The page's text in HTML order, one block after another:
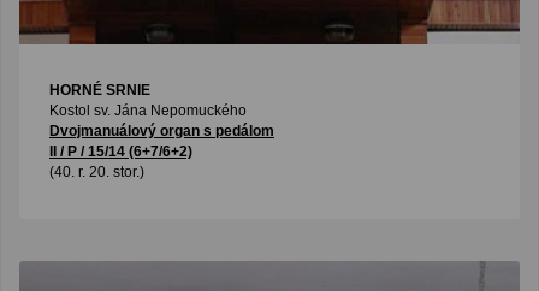
HORNÉ SRNIE
Kostol sv. Jána Nepomuckého
Dvojmanuálový organ s pedálom
II / P / 15/14 (6+7/6+2)
(40. r. 20. stor.)